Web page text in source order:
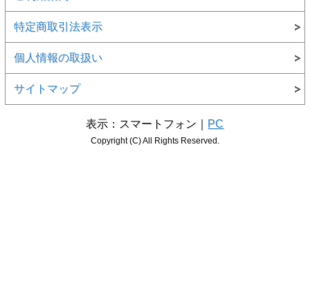
特定商取引法表示
個人情報の取扱い
サイトマップ
表示：スマートフォン｜ PC
Copyright (C) All Rights Reserved.